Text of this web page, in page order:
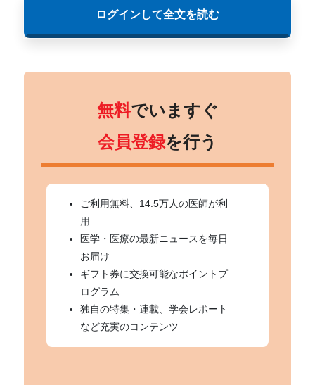
ログインして全文を読む
無料でいますぐ
会員登録を行う
ご利用無料、14.5万人の医師が利
用
医学・医療の最新ニュースを毎日
お届け
ギフト券に交換可能なポイントプ
ログラム
独自の特集・連載、学会レポート
など充実のコンテンツ